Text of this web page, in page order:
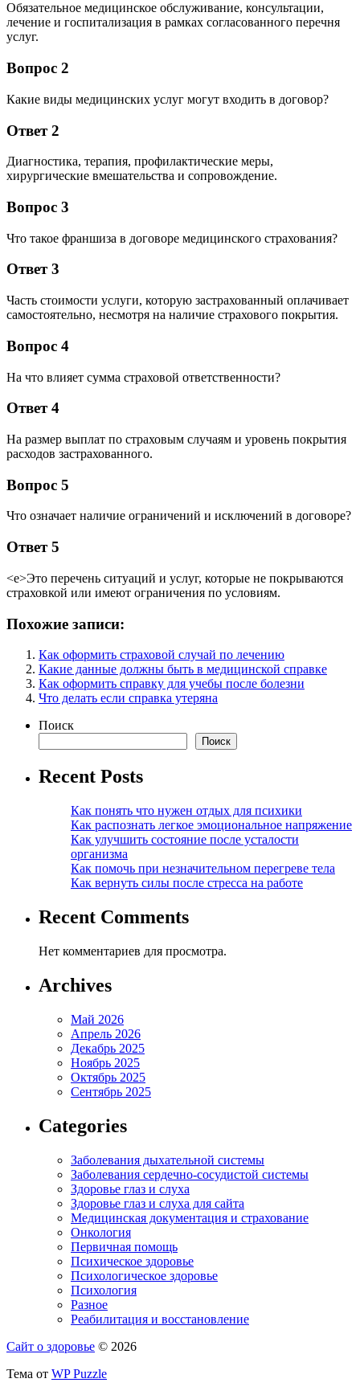
Обязательное медицинское обслуживание, консультации,
лечение и госпитализация в рамках согласованного перечня
услуг.
Вопрос 2
Какие виды медицинских услуг могут входить в договор?
Ответ 2
Диагностика, терапия, профилактические меры,
хирургические вмешательства и сопровождение.
Вопрос 3
Что такое франшиза в договоре медицинского страхования?
Ответ 3
Часть стоимости услуги, которую застрахованный оплачивает
самостоятельно, несмотря на наличие страхового покрытия.
Вопрос 4
На что влияет сумма страховой ответственности?
Ответ 4
На размер выплат по страховым случаям и уровень покрытия
расходов застрахованного.
Вопрос 5
Что означает наличие ограничений и исключений в договоре?
Ответ 5
<е>Это перечень ситуаций и услуг, которые не покрываются
страховкой или имеют ограничения по условиям.
Похожие записи:
Как оформить страховой случай по лечению
Какие данные должны быть в медицинской справке
Как оформить справку для учебы после болезни
Что делать если справка утеряна
Поиск
Поиск
Recent Posts
Как понять что нужен отдых для психики
Как распознать легкое эмоциональное напряжение
Как улучшить состояние после усталости
организма
Как помочь при незначительном перегреве тела
Как вернуть силы после стресса на работе
Recent Comments
Нет комментариев для просмотра.
Archives
Май 2026
Апрель 2026
Декабрь 2025
Ноябрь 2025
Октябрь 2025
Сентябрь 2025
Categories
Заболевания дыхательной системы
Заболевания сердечно-сосудистой системы
Здоровье глаз и слуха
Здоровье глаз и слуха для сайта
Медицинская документация и страхование
Онкология
Первичная помощь
Психическое здоровье
Психологическое здоровье
Психология
Разное
Реабилитация и восстановление
Сайт о здоровье © 2026
Тема от WP Puzzle